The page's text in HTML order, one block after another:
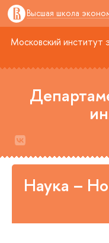
Высшая школа
Московский институт
Наука –